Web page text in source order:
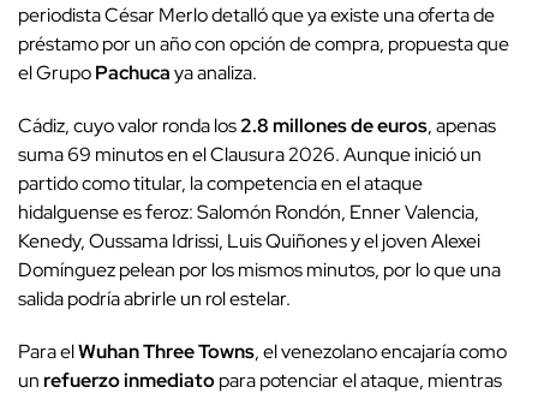
periodista César Merlo detalló que ya existe una oferta de
préstamo por un año con opción de compra, propuesta que
el GrupoPachucaya analiza.
Cádiz, cuyo valor ronda los2.8 millones de euros, apenas
suma 69 minutos en el Clausura 2026. Aunque inició un
partido como titular, la competencia en el ataque
hidalguense es feroz: Salomón Rondón, Enner Valencia,
Kenedy, Oussama Idrissi, Luis Quiñones y el joven Alexei
Domínguez pelean por los mismos minutos, por lo que una
salida podría abrirle un rol estelar.
Para elWuhan Three Towns, el venezolano encajaría como
unrefuerzo inmediatopara potenciar el ataque, mientras